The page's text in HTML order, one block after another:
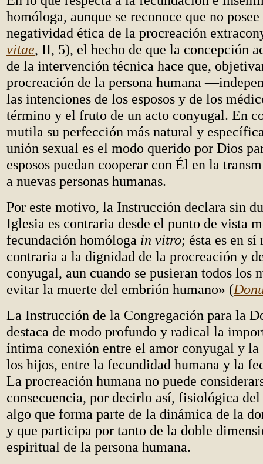
homóloga, aunque se reconoce que no
negatividad ética de la procreación
vitae, II, 5), el hecho de que la concepción
de la intervención técnica hace que,
procreación de la persona humana
las intenciones de los esposos y de los
término y el fruto de un acto conyugal. En
mutila su perfección más natural y
unión sexual es el modo querido por Dios
esposos puedan cooperar con Él en la
a nuevas personas humanas.
Por este motivo, la Instrucción declara sin
Iglesia es contraria desde el punto de vista
fecundación homóloga in vitro; ésta es en
contraria a la dignidad de la procreación y
conyugal, aun cuando se pusieran todos los
evitar la muerte del embrión humano» (
La Instrucción de la Congregación para la
destaca de modo profundo y radical la
íntima conexión entre el amor conyugal y la
los hijos, entre la fecundidad humana y la
La procreación humana no puede
consecuencia, por decirlo así, fisiológica
algo que forma parte de la dinámica de la
y que participa por tanto de la doble
espiritual de la persona humana.